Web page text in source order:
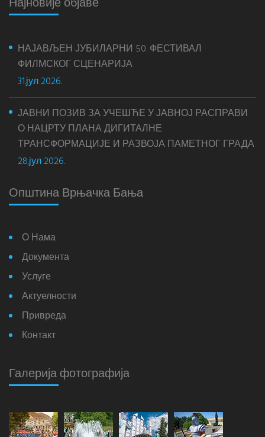
НАЈАВЉЕН ЈУБИЛАРНИ 50. ФЕСТИВАЛ
ФИЛМСКОГ СЦЕНАРИЈА
31.јул 2026.
ЈАВНИ ПОЗИВ ЗА УЧЕШЋЕ У ЈАВНОЈ РАСПРАВИ
О НАЦРТУ ПЛАНА ДИГИТАЛНЕ
ТРАНСФОРМАЦИЈЕ И РАЗВОЈА ПАМЕТНОГ ГРАДА
28.јул 2026.
Општина Врњачка Бања
О Нама
Документа
Услуге
Актуелности
Привреда
Контакт
Галерија фотографија